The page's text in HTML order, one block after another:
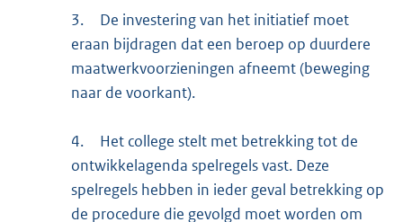
3.
De investering van het initiatief moet
eraan bijdragen dat een beroep op duurdere
maatwerkvoorzieningen afneemt (beweging
naar de voorkant).
4.
Het college stelt met betrekking tot de
ontwikkelagenda spelregels vast. Deze
spelregels hebben in ieder geval betrekking op
de procedure die gevolgd moet worden om